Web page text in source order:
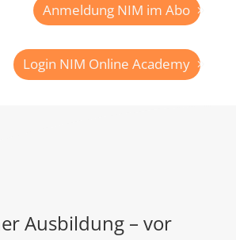
Anmeldung NIM im Abo
Login NIM Online Academy
Ausbildung – vor